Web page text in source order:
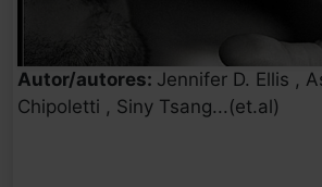
Autor/autores: Jennifer D. Ellis ,
Chipoletti , Siny Tsang...(et.al)